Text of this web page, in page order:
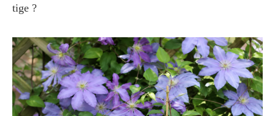
tige ?